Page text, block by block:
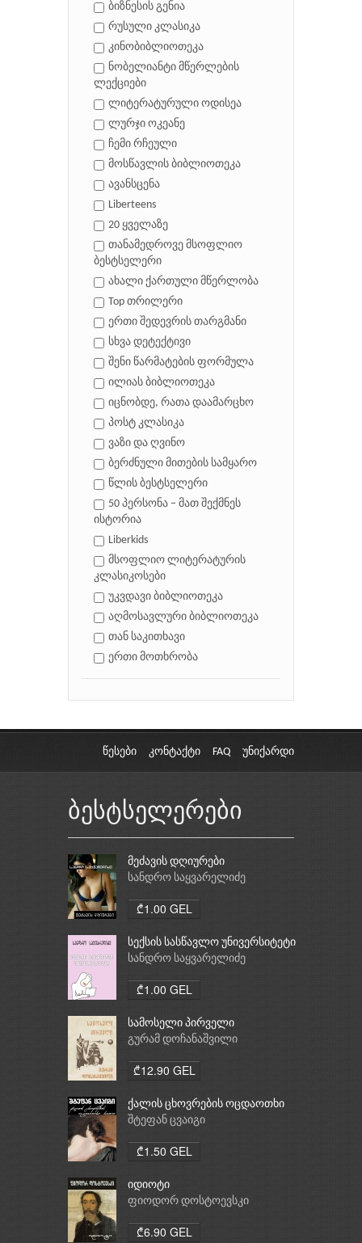
ბიზნესის გენია
რუსული კლასიკა
კინობიბლიოთეკა
ნობელიანტი მწერლების
ლექციები
ლიტერატურული ოდისეა
ლურჯი ოკეანე
ჩემი რჩეული
მოსწავლის ბიბლიოთეკა
ავანსცენა
Liberteens
20 ყველაზე
თანამედროვე მსოფლიო
ბესტსელერი
ახალი ქართული მწერლობა
Top თრილერი
ერთი შედევრის თარგმანი
სხვა დეტექტივი
შენი წარმატების ფორმულა
ილიას ბიბლიოთეკა
იცნობდე, რათა დაამარცხო
პოსტ კლასიკა
ვაზი და ღვინო
ბერძნული მითების სამყარო
წლის ბესტსელერი
50 პერსონა – მათ შექმნეს
ისტორია
Liberkids
მსოფლიო ლიტერატურის
კლასიკოსები
უკვდავი ბიბლიოთეკა
აღმოსავლური ბიბლიოთეკა
თან საკითხავი
ერთი მოთხრობა
წესები კონტაქტი FAQ უნიქარდი
ბესტსელერები
მეძავის დღიურები
სანდრო საყვარელიძე
₾1.00 GEL
სექსის სასწავლო უნივერსიტეტი
სანდრო საყვარელიძე
₾1.00 GEL
სამოსელი პირველი
გურამ დოჩანაშვილი
₾12.90 GEL
ქალის ცხოვრების ოცდაოთხი
საათი
შტეფან ცვაიგი
₾1.50 GEL
იდიოტი
ფიოდორ დოსტოევსკი
₾6.90 GEL